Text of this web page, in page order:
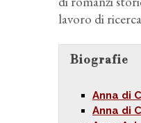
lavoro di
Biografie
Anna di
Anna di